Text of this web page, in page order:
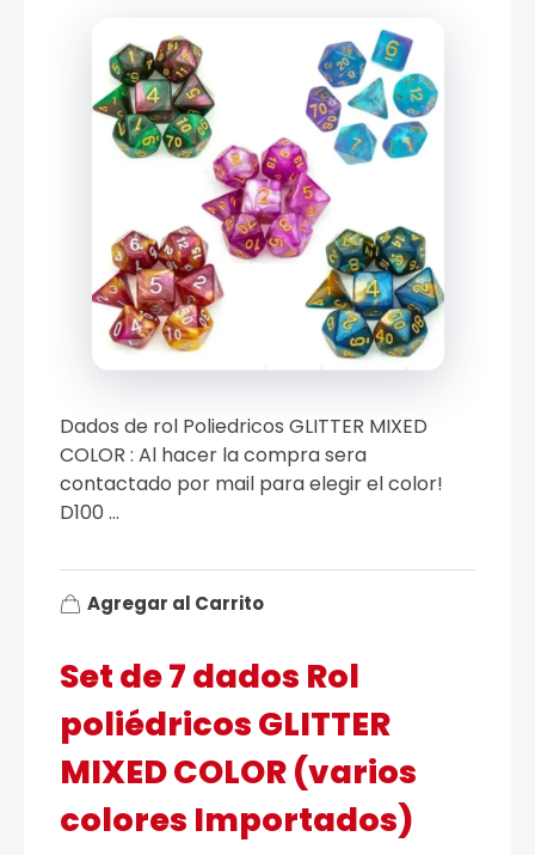
Set de 7 dados Rol
poliédricos GLITTER
MIXED COLOR (varios
colores Importados)
Dados de rol Poliedricos GLITTER MIXED
COLOR : Al hacer la compra sera
contactado por mail para elegir el color!
D100 ...
Agregar al Carrito